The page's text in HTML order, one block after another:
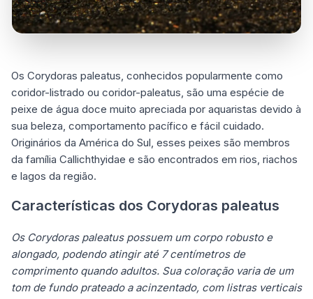
Os Corydoras paleatus, conhecidos popularmente como
coridor-listrado ou coridor-paleatus, são uma espécie de
peixe de água doce muito apreciada por aquaristas devido à
sua beleza, comportamento pacífico e fácil cuidado.
Originários da América do Sul, esses peixes são membros
da família Callichthyidae e são encontrados em rios, riachos
e lagos da região.
Características dos Corydoras paleatus
Os Corydoras paleatus possuem um corpo robusto e
alongado, podendo atingir até 7 centímetros de
comprimento quando adultos. Sua coloração varia de um
tom de fundo prateado a acinzentado, com listras verticais